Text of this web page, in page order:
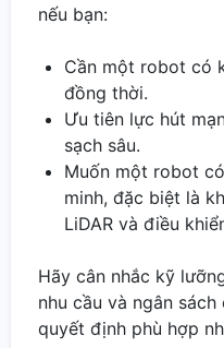
nếu bạn:
Cần một robot có
đồng thời.
Ưu tiên lực hút
sạch sâu.
Muốn một robot
minh, đặc biệt là
LiDAR và điều
Hãy cân nhắc kỹ
nhu cầu và ngân
quyết định phù hợp